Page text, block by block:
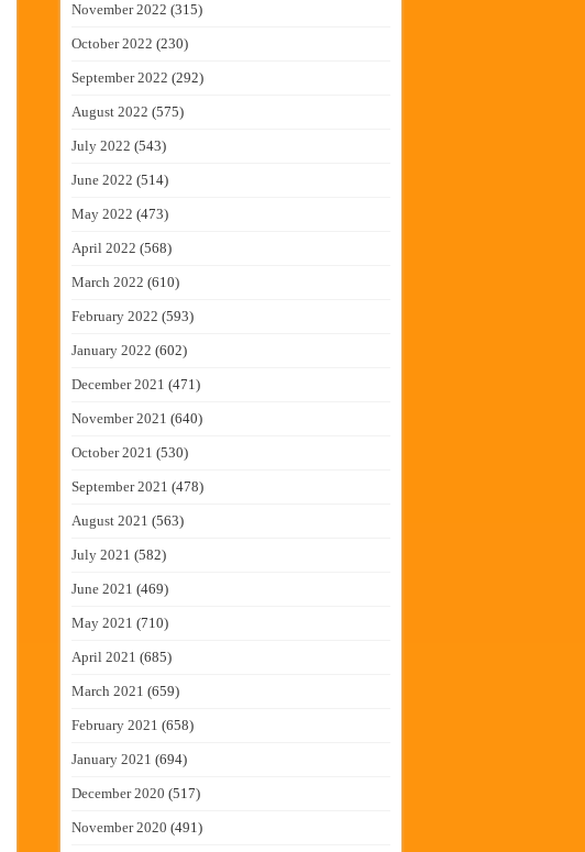
November 2022 (315)
October 2022 (230)
September 2022 (292)
August 2022 (575)
July 2022 (543)
June 2022 (514)
May 2022 (473)
April 2022 (568)
March 2022 (610)
February 2022 (593)
January 2022 (602)
December 2021 (471)
November 2021 (640)
October 2021 (530)
September 2021 (478)
August 2021 (563)
July 2021 (582)
June 2021 (469)
May 2021 (710)
April 2021 (685)
March 2021 (659)
February 2021 (658)
January 2021 (694)
December 2020 (517)
November 2020 (491)